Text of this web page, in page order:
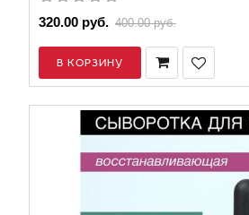
320.00 руб. 400.00 руб.
В КОРЗИНУ